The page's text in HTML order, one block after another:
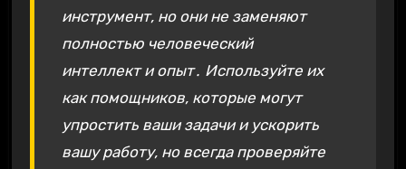
инструмент, но они не заменяют
полностью человеческий
интеллект и опыт․ Используйте их
как помощников, которые могут
упростить ваши задачи и ускорить
вашу работу, но всегда проверяйте